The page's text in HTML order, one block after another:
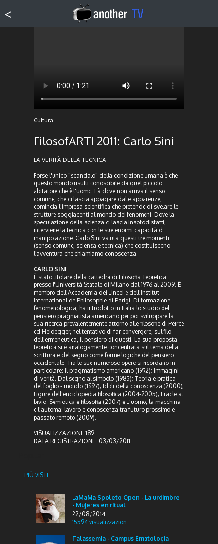
<
Cultura
FilosofARTI 2011: Carlo Sini
LA VERITÀ DELLA TECNICA
Forse l'unico "scandalo" della condizione umana è che
questo mondo risulti conoscibile da quel piccolo
abitatore che è l'uomo. Là dove non arriva il senso
comune, che ci lascia appagare dalle apparenze,
comincia l'impresa scientifica che pretende di svelare le
strutture soggiacenti al mondo dei fenomeni. Dove la
speculazione della scienza ci lascia insofddisfatti,
interviene la tecnica con le sue enormi capacità di
manipolazione. Carlo Sini valuta questi tre momenti
(senso comune, scienza e tecnica) che costituiscono
l'avventura che chiamiamo conoscenza.
CARLO SINI
È stato titolare della cattedra di Filosofia Teoretica
presso l'Università Statale di Milano dal 1976 al 2009. È
membro dell'Accademia dei Lincei e dell'Institut
International de Philosophie di Parigi. Di formazione
fenomenologica, ha introdotto in Italia lo studio del
pensiero pragmatista americano per poi sviluppare la
sua ricerca prevalentemente attorno alle filosofie di Peirce
ed Heidegger, nel tentativo di far convergere, sul filo
dell'ermeneutica, il pensiero di questi. La sua proposta
teoretica si è analogamente concentrata sul tema della
scrittura e del segno come forme logiche del pensiero
occidentale. Tra le sue numerose opere si ricordano in
particolare: Il pragmatismo americano (1972); Immagini
di verità. Dal segno al simbolo (1985); Teoria e pratica
del foglio - mondo (1997); Idoli della conoscenza (2000);
Figure dell'enciclopedia filosofica (2004-2005); Eracle al
bivio. Semiotica e filosofia (2007) e L'uomo, la macchina
e l'automa: lavoro e conoscenza tra futuro prossimo e
passato remoto (2009).
VISUALIZZAZIONI: 189
DATA REGISTRAZIONE: 03/03/2011
PIÙ VISTI
LaMaMa Spoleto Open - La urdimbre
- Mujeres en ritual
22/08/2014
15594 visualizzazioni
Talassemia - Campus Ematologia